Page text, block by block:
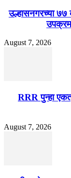
उल्हासनगरच्या ७७
August 7, 2026
RRR पुन्हा
August 7, 2026